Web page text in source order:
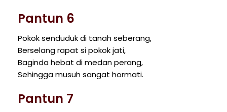
Pantun 6
Pokok senduduk di tanah seberang,
Berselang rapat si pokok jati,
Baginda hebat di medan perang,
Sehingga musuh sangat hormati.
Pantun 7